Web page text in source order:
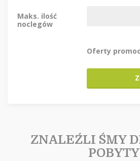
Maks. ilość
noclegów
Oferty
ZNALEŹLI ŚMY
POBYTY